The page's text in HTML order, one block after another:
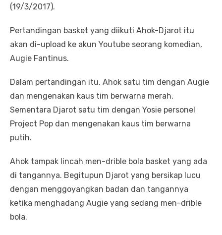
(19/3/2017).
Pertandingan basket yang diikuti Ahok-Djarot itu
akan di-upload ke akun Youtube seorang komedian,
Augie Fantinus.
Dalam pertandingan itu, Ahok satu tim dengan Augie
dan mengenakan kaus tim berwarna merah.
Sementara Djarot satu tim dengan Yosie personel
Project Pop dan mengenakan kaus tim berwarna
putih.
Ahok tampak lincah men-drible bola basket yang ada
di tangannya. Begitupun Djarot yang bersikap lucu
dengan menggoyangkan badan dan tangannya
ketika menghadang Augie yang sedang men-drible
bola.